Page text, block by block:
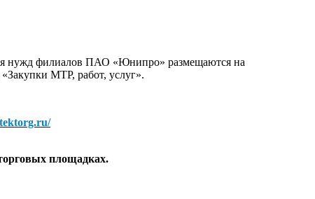
нужд филиалов ПАО «Юнипро» размещаются на
«Закупки МТР, работ, услуг».
площадках.